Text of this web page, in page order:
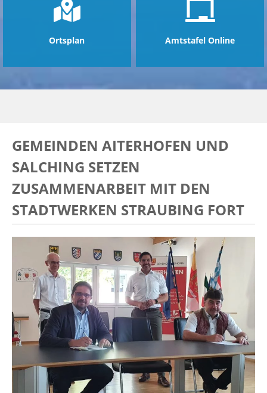
Ortsplan Amtstafel Online
GEMEINDEN AITERHOFEN UND
SALCHING SETZEN
ZUSAMMENARBEIT MIT DEN
STADTWERKEN STRAUBING FORT